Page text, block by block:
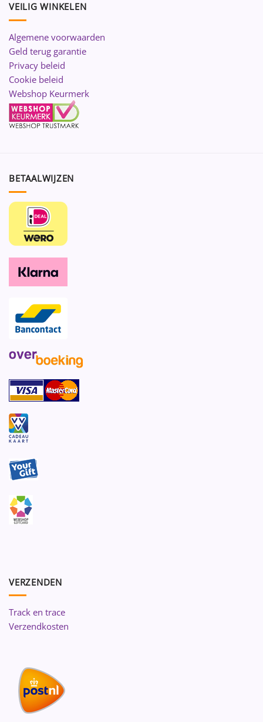
VEILIG WINKELEN
Algemene voorwaarden
Geld terug garantie
Privacy beleid
Cookie beleid
Webshop Keurmerk
BETAALWIJZEN
VERZENDEN
Track en trace
Verzendkosten